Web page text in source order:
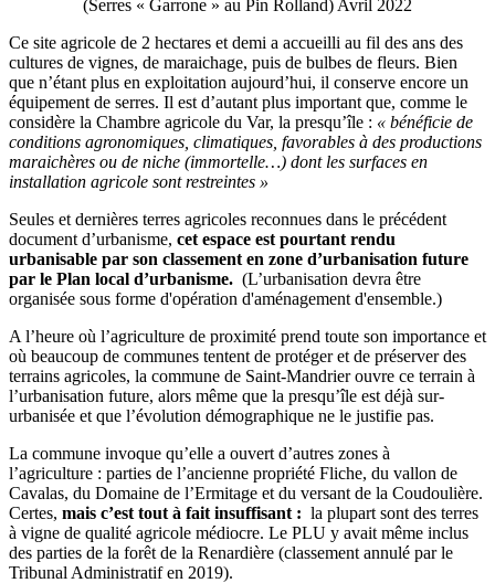
(Serres « Garrone » au Pin Rolland) Avril 2022
Ce site agricole de 2 hectares et demi a accueilli au fil des ans des
cultures de vignes, de maraichage, puis de bulbes de fleurs. Bien
que n’étant plus en exploitation aujourd’hui, il conserve encore un
équipement de serres. Il est d’autant plus important que, comme le
considère la Chambre agricole du Var, la presqu’île : « bénéficie de
conditions agronomiques, climatiques, favorables à des productions
maraichères ou de niche (immortelle…) dont les surfaces en
installation agricole sont restreintes »
Seules et dernières terres agricoles reconnues dans le précédent
document d’urbanisme, cet espace est pourtant rendu
urbanisable par son classement en zone d’urbanisation future
par le Plan local d’urbanisme. (L’urbanisation devra être
organisée sous forme d'opération d'aménagement d'ensemble.)
A l’heure où l’agriculture de proximité prend toute son importance et
où beaucoup de communes tentent de protéger et de préserver des
terrains agricoles, la commune de Saint-Mandrier ouvre ce terrain à
l’urbanisation future, alors même que la presqu’île est déjà sur-
urbanisée et que l’évolution démographique ne le justifie pas.
La commune invoque qu’elle a ouvert d’autres zones à
l’agriculture : parties de l’ancienne propriété Fliche, du vallon de
Cavalas, du Domaine de l’Ermitage et du versant de la Coudoulière.
Certes, mais c’est tout à fait insuffisant : la plupart sont des terres
à vigne de qualité agricole médiocre. Le PLU y avait même inclus
des parties de la forêt de la Renardière (classement annulé par le
Tribunal Administratif en 2019).